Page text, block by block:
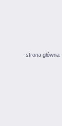
strona główna